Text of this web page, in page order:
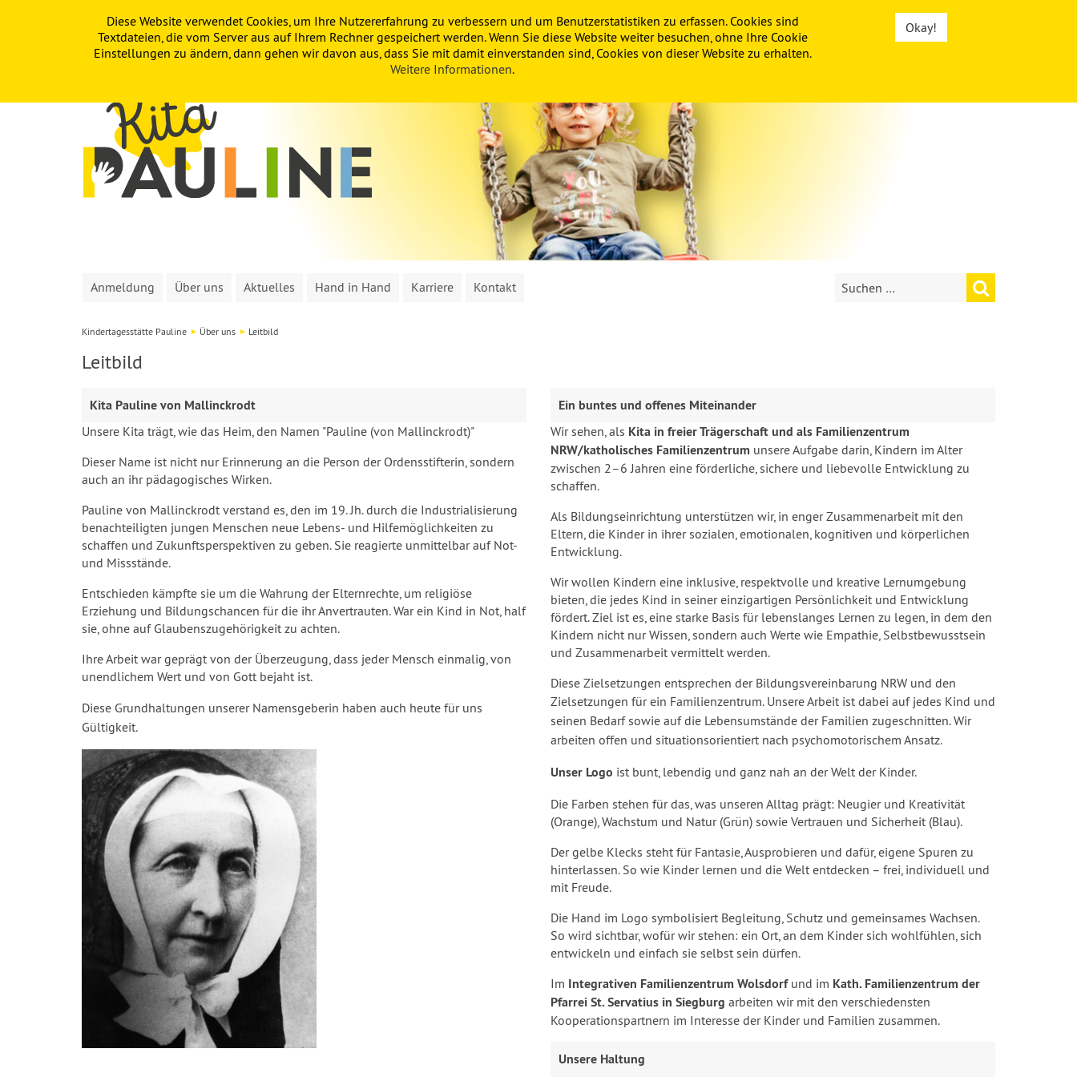
PAULINE KITA FÖRDERVEREIN
Anmeldung Über uns Aktuelles Hand in Hand Karriere Kontakt
Kindertagesstätte Pauline Über uns Leitbild
Leitbild
Kita Pauline von Mallinckrodt
Unsere Kita trägt, wie das Heim, den Namen "Pauline (von Mallinckrodt)"
Dieser Name ist nicht nur Erinnerung an die Person der Ordensstifterin, sondern
auch an ihr pädagogisches Wirken.
Pauline von Mallinckrodt verstand es, den im 19. Jh. durch die Industrialisierung
benachteiligten jungen Menschen neue Lebens- und Hilfemöglichkeiten zu
schaffen und Zukunftsperspektiven zu geben. Sie reagierte unmittelbar auf Not-
und Missstände.
Entschieden kämpfte sie um die Wahrung der Elternrechte, um religiöse
Erziehung und Bildungschancen für die ihr Anvertrauten. War ein Kind in Not, half
sie, ohne auf Glaubenszugehörigkeit zu achten.
Ihre Arbeit war geprägt von der Überzeugung, dass jeder Mensch einmalig, von
unendlichem Wert und von Gott bejaht ist.
Diese Grundhaltungen unserer Namensgeberin haben auch heute für uns
Gültigkeit.
Ein buntes und offenes Miteinander
Wir sehen, als Kita in freier Trägerschaft und als Familienzentrum
NRW/katholisches Familienzentrum unsere Aufgabe darin, Kindern im Alter
zwischen 2–6 Jahren eine förderliche, sichere und liebevolle Entwicklung zu
schaffen.
Als Bildungseinrichtung unterstützen wir, in enger Zusammenarbeit mit den
Eltern, die Kinder in ihrer sozialen, emotionalen, kognitiven und körperlichen
Entwicklung.
Wir wollen Kindern eine inklusive, respektvolle und kreative Lernumgebung
bieten, die jedes Kind in seiner einzigartigen Persönlichkeit und Entwicklung
fördert. Ziel ist es, eine starke Basis für lebenslanges Lernen zu legen, in dem den
Kindern nicht nur Wissen, sondern auch Werte wie Empathie, Selbstbewusstsein
und Zusammenarbeit vermittelt werden.
Diese Zielsetzungen entsprechen der Bildungsvereinbarung NRW und den
Zielsetzungen für ein Familienzentrum. Unsere Arbeit ist dabei auf jedes Kind und
seinen Bedarf sowie auf die Lebensumstände der Familien zugeschnitten. Wir
arbeiten offen und situationsorientiert nach psychomotorischem Ansatz.
Unser Logo ist bunt, lebendig und ganz nah an der Welt der Kinder.
Die Farben stehen für das, was unseren Alltag prägt: Neugier und Kreativität
(Orange), Wachstum und Natur (Grün) sowie Vertrauen und Sicherheit (Blau).
Der gelbe Klecks steht für Fantasie, Ausprobieren und dafür, eigene Spuren zu
hinterlassen. So wie Kinder lernen und die Welt entdecken – frei, individuell und
mit Freude.
Die Hand im Logo symbolisiert Begleitung, Schutz und gemeinsames Wachsen.
So wird sichtbar, wofür wir stehen: ein Ort, an dem Kinder sich wohlfühlen, sich
entwickeln und einfach sie selbst sein dürfen.
Im Integrativen Familienzentrum Wolsdorfund im Kath. Familienzentrum der
Pfarrei St. Servatius in Siegburg arbeiten wir mit den verschiedensten
Kooperationspartnern im Interesse der Kinder und Familien zusammen.
Unsere Haltung
Diese Website verwendet Cookies, um Ihre Nutzererfahrung zu verbessern und um Benutzerstatistiken zu erfassen. Cookies sind
Textdateien, die vom Server aus auf Ihrem Rechner gespeichert werden. Wenn Sie diese Website weiter besuchen, ohne Ihre Cookie
Einstellungen zu ändern, dann gehen wir davon aus, dass Sie mit damit einverstanden sind, Cookies von dieser Website zu erhalten.
Weitere Informationen.
Okay!